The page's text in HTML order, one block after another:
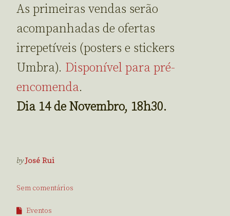
As primeiras vendas serão
acompanhadas de ofertas
irrepetíveis (posters e stickers
Umbra). Disponível para pré-
encomenda.
Dia 14 de Novembro, 18h30.
byJosé Rui
Sem comentários
Eventos